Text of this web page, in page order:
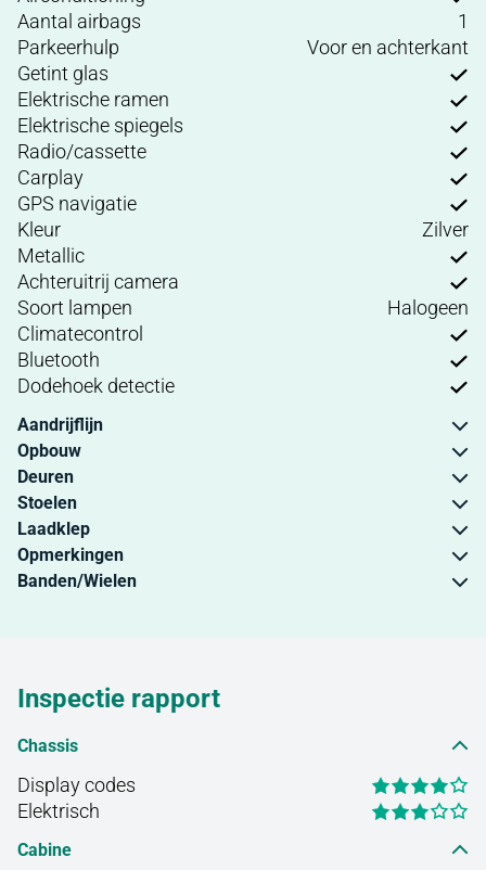
Aantal airbags
1
Parkeerhulp
Voor en achterkant
Getint glas
Elektrische ramen
Elektrische spiegels
Radio/cassette
Carplay
GPS navigatie
Kleur
Zilver
Metallic
Achteruitrij camera
Soort lampen
Halogeen
Climatecontrol
Bluetooth
Dodehoek detectie
Aandrijflijn
Opbouw
Deuren
Stoelen
Laadklep
Opmerkingen
Banden/Wielen
Inspectie rapport
Chassis
Display codes
Elektrisch
Cabine